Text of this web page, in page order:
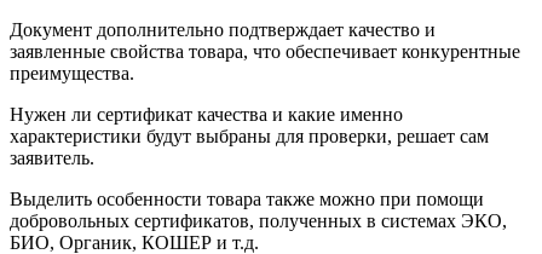
Документ дополнительно подтверждает качество и
заявленные свойства товара, что обеспечивает конкурентные
преимущества.
Нужен ли сертификат качества и какие именно
характеристики будут выбраны для проверки, решает сам
заявитель.
Выделить особенности товара также можно при помощи
добровольных сертификатов, полученных в системах ЭКО,
БИО, Органик, КОШЕР и т.д.